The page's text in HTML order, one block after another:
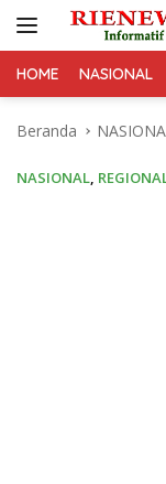
HOME NASIONAL
Beranda
NASIONAL,